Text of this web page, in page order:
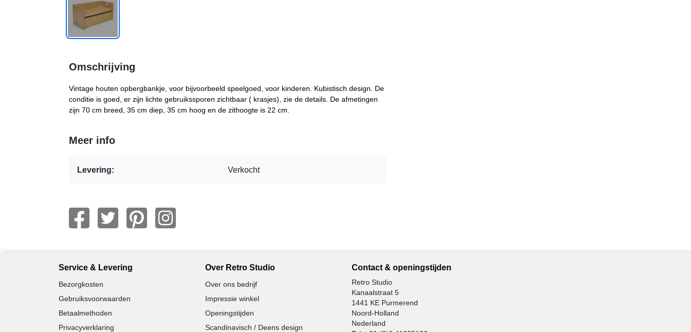
Omschrijving
Vintage houten opbergbankje, voor bijvoorbeeld speelgoed, voor kinderen. Kubistisch design. De
conditie is goed, er zijn lichte gebruikssporen zichtbaar ( krasjes), zie de details. De afmetingen
zijn 70 cm breed, 35 cm diep, 35 cm hoog en de zithoogte is 22 cm.
Meer info
Levering: Verkocht
Service & Levering
Bezorgkosten
Gebruiksvoorwaarden
Betaalmethoden
Privacyverklaring
Over Retro Studio
Over ons bedrijf
Impressie winkel
Openingstijden
Scandinavisch / Deens design
Contact & openingstijden
Retro Studio
Kanaalstraat 5
1441 KE Purmerend
Noord-Holland
Nederland